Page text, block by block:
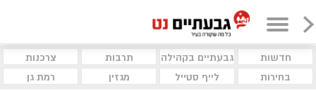
חדשות גבעתיים בקהילה תרבות
צרכנות
בחירות
לייף סטייל מגזין רמת גן